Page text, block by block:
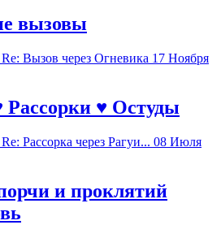
вызовы
Re: Вызов через Огневика 17 Ноября
♥ Остуды
Re: Рассорка через Рагуи... 08 Июля
и проклятий